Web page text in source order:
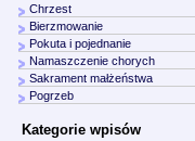
Chrzest
Bierzmowanie
Pokuta i pojednanie
Namaszczenie chorych
Sakrament małżeństwa
Pogrzeb
Kategorie wpisów